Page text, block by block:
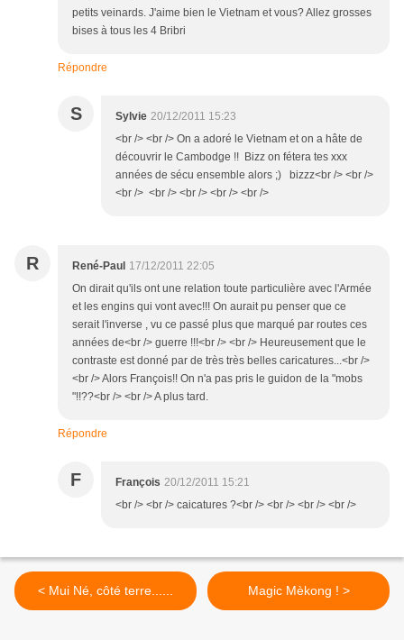
petits veinards. J'aime bien le Vietnam et vous? Allez grosses
bises à tous les 4 Bribri
Répondre
S Sylvie 20/12/2011 15:23
<br /> <br /> On a adoré le Vietnam et on a hâte de
découvrir le Cambodge !! Bizz on fétera tes xxx
années de sécu ensemble alors ;) bizzz<br /> <br />
<br /> <br /> <br /> <br /> <br />
R René-Paul 17/12/2011 22:05
On dirait qu'ils ont une relation toute particulière avec l'Armée
et les engins qui vont avec!!! On aurait pu penser que ce
serait l'inverse , vu ce passé plus que marqué par routes ces
années de<br /> guerre !!!<br /> <br /> Heureusement que le
contraste est donné par de très très belles caricatures...<br />
<br /> Alors François!! On n'a pas pris le guidon de la "mobs
"!!??<br /> <br /> A plus tard.
Répondre
F François 20/12/2011 15:21
<br /> <br /> caicatures ?<br /> <br /> <br /> <br />
< Mui Né, côté terre...... Magic Mèkong ! >